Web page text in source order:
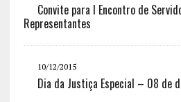
Convite para I Encontro de
Representantes
10/12/2015
Dia da Justiça Especial – 08 de